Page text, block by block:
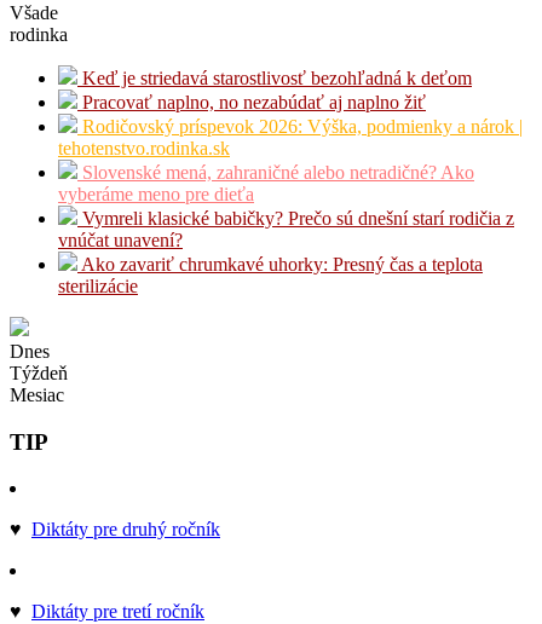
Všade
rodinka
Keď je striedavá starostlivosť bezohľadná k deťom
Pracovať naplno, no nezabúdať aj naplno žiť
Rodičovský príspevok 2026: Výška, podmienky a nárok |
tehotenstvo.rodinka.sk
Slovenské mená, zahraničné alebo netradičné? Ako
vyberáme meno pre dieťa
Vymreli klasické babičky? Prečo sú dnešní starí rodičia z
vnúčat unavení?
Ako zavariť chrumkavé uhorky: Presný čas a teplota
sterilizácie
Dnes
Týždeň
Mesiac
TIP
♥ Diktáty pre druhý ročník
♥ Diktáty pre tretí ročník